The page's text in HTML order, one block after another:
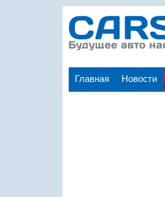
Главная Новости